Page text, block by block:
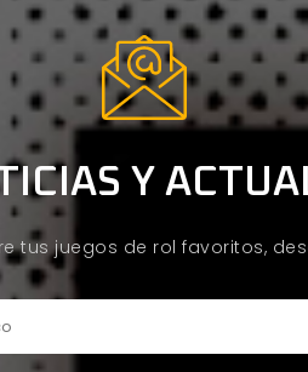
Y
tus juegos de rol favoritos,